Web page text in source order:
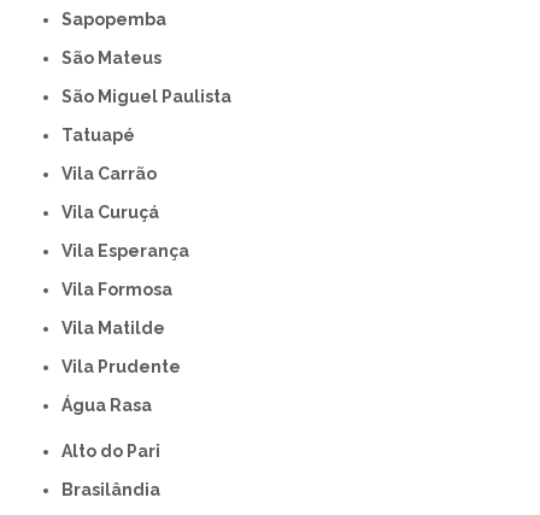
Sapopemba
São Mateus
São Miguel Paulista
Tatuapé
Vila Carrão
Vila Curuçá
Vila Esperança
Vila Formosa
Vila Matilde
Vila Prudente
Água Rasa
Alto do Pari
Brasilândia